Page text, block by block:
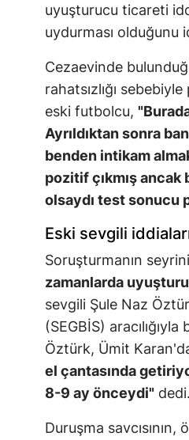
uyuşturucu ticareti
uydurması olduğunu
Cezaevinde
rahatsızlığı
eski futbolcu,
Ayrıldıktan sonra
benden intikam
pozitif çıkmış
olsaydı test sonucu
Eski sevgili
Soruşturmanın
zamanlarda
sevgili Şule Naz
(SEGBİS)
Öztürk, Ümit
el çantasında
8-9 ay önceydi" dedi.
Duruşma